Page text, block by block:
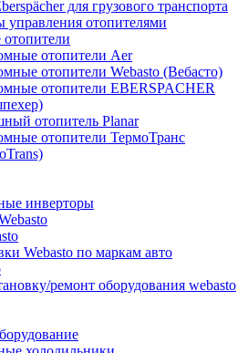
для грузового транспорта
управления отопителями
отопители Аer
отопители Webasto (Вебасто)
отопители EBERSPACHER
отопитель Planar
отопители ТермоТранс
инверторы
Webasto по маркам авто
ремонт оборудования webasto